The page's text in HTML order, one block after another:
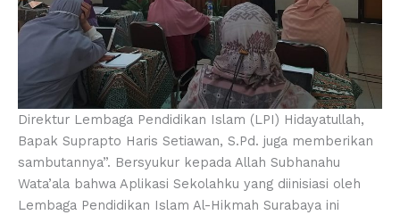
Direktur Lembaga Pendidikan Islam (LPI) Hidayatullah,
Bapak Suprapto Haris Setiawan, S.Pd. juga memberikan
sambutannya”. Bersyukur kepada Allah Subhanahu
Wata’ala bahwa Aplikasi Sekolahku yang diinisiasi oleh
Lembaga Pendidikan Islam Al-Hikmah Surabaya ini